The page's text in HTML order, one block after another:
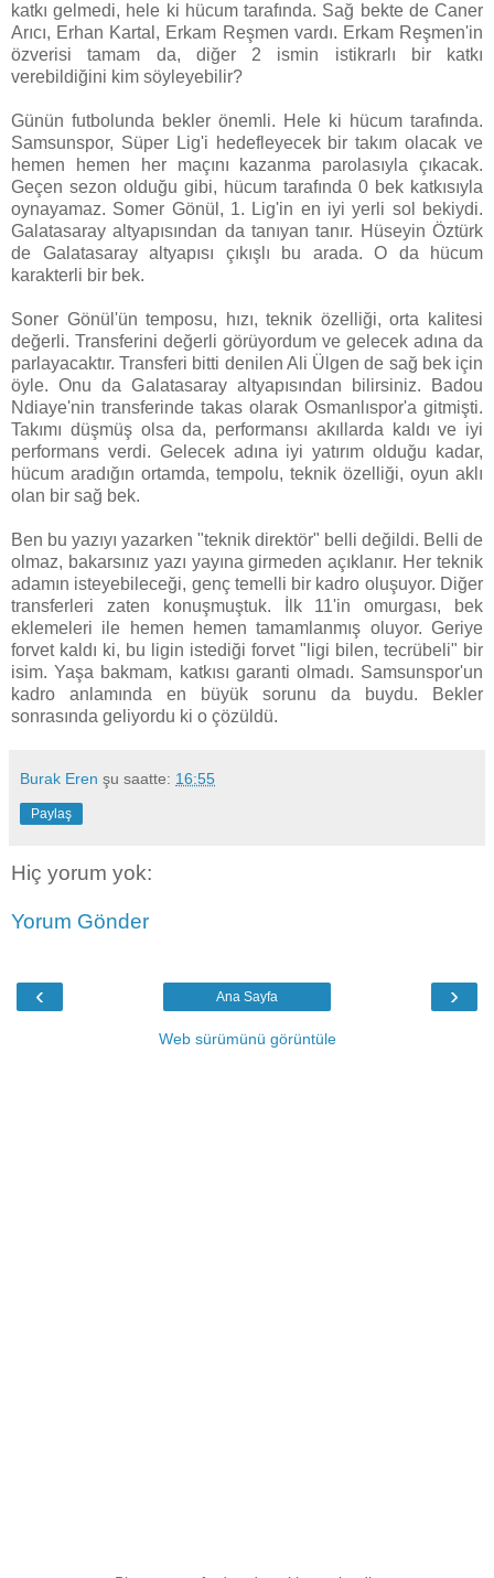
katkı gelmedi, hele ki hücum tarafında. Sağ bekte de Caner
Arıcı, Erhan Kartal, Erkam Reşmen vardı. Erkam Reşmen'in
özverisi tamam da, diğer 2 ismin istikrarlı bir katkı
verebildiğini kim söyleyebilir?
Günün futbolunda bekler önemli. Hele ki hücum tarafında.
Samsunspor, Süper Lig'i hedefleyecek bir takım olacak ve
hemen hemen her maçını kazanma parolasıyla çıkacak.
Geçen sezon olduğu gibi, hücum tarafında 0 bek katkısıyla
oynayamaz. Somer Gönül, 1. Lig'in en iyi yerli sol bekiydi.
Galatasaray altyapısından da tanıyan tanır. Hüseyin Öztürk
de Galatasaray altyapısı çıkışlı bu arada. O da hücum
karakterli bir bek.
Soner Gönül'ün temposu, hızı, teknik özelliği, orta kalitesi
değerli. Transferini değerli görüyordum ve gelecek adına da
parlayacaktır. Transferi bitti denilen Ali Ülgen de sağ bek için
öyle. Onu da Galatasaray altyapısından bilirsiniz. Badou
Ndiaye'nin transferinde takas olarak Osmanlıspor'a gitmişti.
Takımı düşmüş olsa da, performansı akıllarda kaldı ve iyi
performans verdi. Gelecek adına iyi yatırım olduğu kadar,
hücum aradığın ortamda, tempolu, teknik özelliği, oyun aklı
olan bir sağ bek.
Ben bu yazıyı yazarken "teknik direktör" belli değildi. Belli de
olmaz, bakarsınız yazı yayına girmeden açıklanır. Her teknik
adamın isteyebileceği, genç temelli bir kadro oluşuyor. Diğer
transferleri zaten konuşmuştuk. İlk 11'in omurgası, bek
eklemeleri ile hemen hemen tamamlanmış oluyor. Geriye
forvet kaldı ki, bu ligin istediği forvet "ligi bilen, tecrübeli" bir
isim. Yaşa bakmam, katkısı garanti olmadı. Samsunspor'un
kadro anlamında en büyük sorunu da buydu. Bekler
sonrasında geliyordu ki o çözüldü.
Burak Eren şu saatte: 16:55
Paylaş
Hiç yorum yok:
Yorum Gönder
‹ ›
Ana Sayfa
Web sürümünü görüntüle